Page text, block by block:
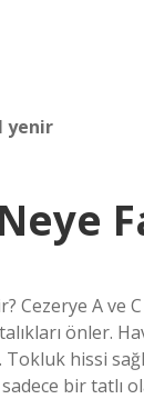
yenir
Cezerye A ve
önler.
hissi
bir tatlı